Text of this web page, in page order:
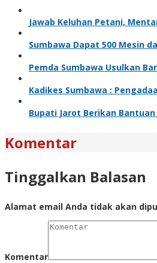
Jawab Keluhan Petani,
Sumbawa Dapat 500 Mesin
Pemda Sumbawa Usulkan
Kadikes Sumbawa :
Bupati Jarot Berikan
Komentar
Tinggalkan Balasan
Alamat email Anda tidak akan
Komentar